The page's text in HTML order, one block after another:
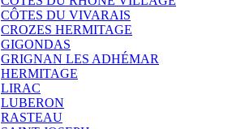
CÔTES DU VIVARAIS
CROZES HERMITAGE
GIGONDAS
GRIGNAN LES ADHÉMAR
HERMITAGE
LIRAC
LUBERON
RASTEAU